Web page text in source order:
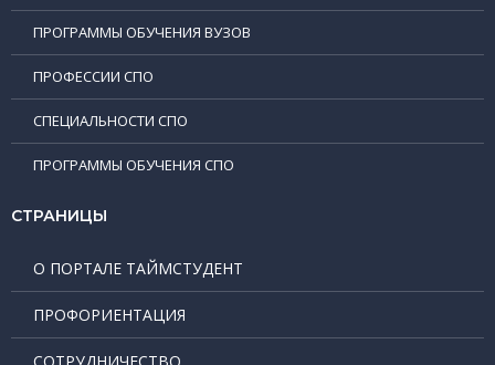
ПРОГРАММЫ ОБУЧЕНИЯ ВУЗОВ
ПРОФЕССИИ СПО
СПЕЦИАЛЬНОСТИ СПО
ПРОГРАММЫ ОБУЧЕНИЯ СПО
СТРАНИЦЫ
О ПОРТАЛЕ ТАЙМСТУДЕНТ
ПРОФОРИЕНТАЦИЯ